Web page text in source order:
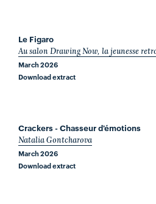
Le Figaro
Au salon Drawing Now, la jeunesse
March 2026
Download extract
Crackers - Chasseur d'émotions
Natalia Gontcharova
March 2026
Download extract